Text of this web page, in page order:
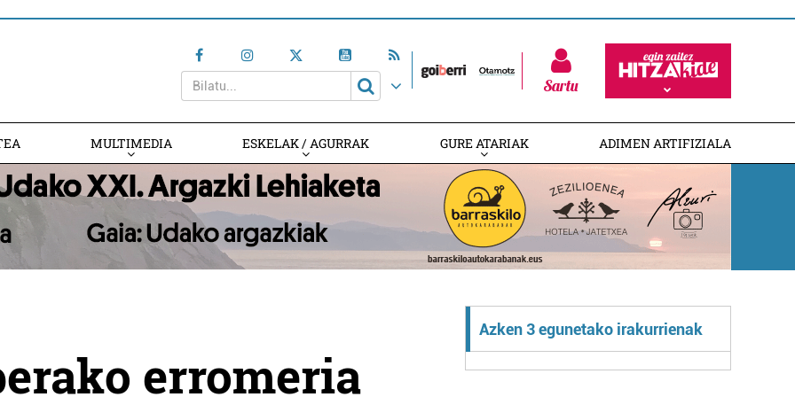
Sartu
MULTIMEDIA ESKELAK / AGURRAK GURE ATARIAK ADIMEN ARTIFIZIALA
erromeria
Azken 3 egunetako irakurrienak